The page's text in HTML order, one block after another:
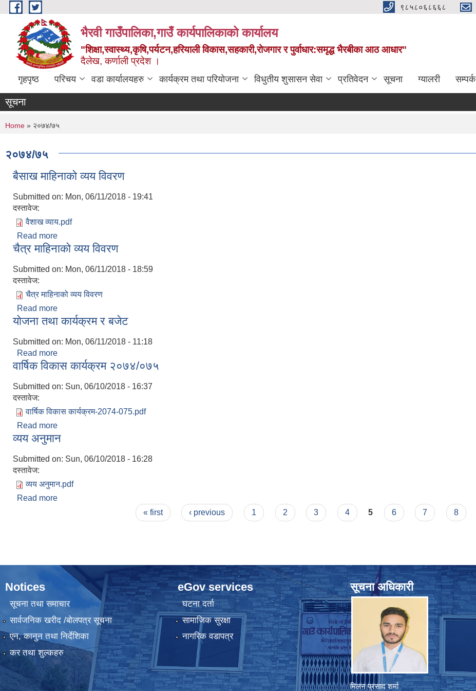
Skip to main content ९८५८०६८६६८
भैरवी गाउँपालिका,गाउँ कार्यपालिकाको कार्यालय
"शिक्षा,स्वास्थ्य,कृषि,पर्यटन,हरियाली विकास,सहकारी,रोजगार र पुर्वाधार:समृद्ध भैरबीका आठ आधार"
दैलेख, कर्णाली प्रदेश ।
गृहपृष्ठ परिचय वडा कार्यालयहरु कार्यक्रम तथा परियोजना विधुतीय शुसासन सेवा प्रतिवेदन सूचना ग्यालरी सम्पर्क
सूचना
You are here
Home » २०७४/७५
२०७४/७५
बैसाख माहिनाको व्यय विवरण
Submitted on: Mon, 06/11/2018 - 19:41
दस्तावेज:
वैशाख व्याय.pdf
Read more
चैत्र माहिनाको व्यय विवरण
Submitted on: Mon, 06/11/2018 - 18:59
दस्तावेज:
चैत्र माहिनाको व्यय विवरण
Read more
याेजना तथा कार्यक्रम र बजेट
Submitted on: Mon, 06/11/2018 - 11:18
Read more
वार्षिक विकास कार्यक्रम २०७४/०७५
Submitted on: Sun, 06/10/2018 - 16:37
दस्तावेज:
वार्षिक विकास कार्यक्रम-2074-075.pdf
Read more
व्यय अनुमान
Submitted on: Sun, 06/10/2018 - 16:28
दस्तावेज:
व्यय अनुमान.pdf
Read more
« first ‹ previous 1 2 3 4 5 6 7 8
Notices
सूचना तथा समाचार
सार्वजनिक खरीद /बोलपत्र सूचना
एन, कानुन तथा निर्देशिका
कर तथा शुल्कहरु
eGov services
घटना दर्ता
सामाजिक सुरक्षा
नागरिक वडापत्र
सूचना अधिकारी
मिलन प्रसाद शर्मा